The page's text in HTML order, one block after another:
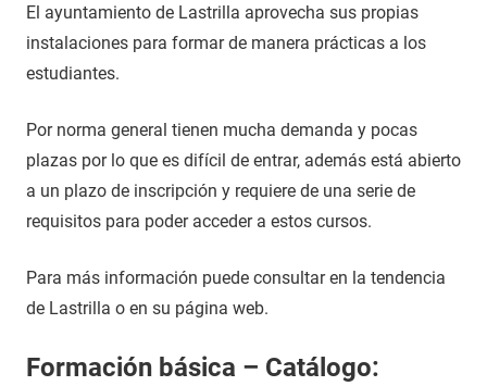
El ayuntamiento de Lastrilla aprovecha sus propias
instalaciones para formar de manera prácticas a los
estudiantes.
Por norma general tienen mucha demanda y pocas
plazas por lo que es difícil de entrar, además está abierto
a un plazo de inscripción y requiere de una serie de
requisitos para poder acceder a estos cursos.
Para más información puede consultar en la tendencia
de Lastrilla o en su página web.
Formación básica – Catálogo: